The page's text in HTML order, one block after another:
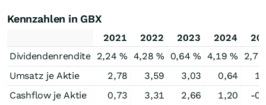
Kennzahlen in GBX
2021 2022 2023 2024
Dividendenrendite 2,24 % 4,28 % 0,64 % 4,19 %
2,73
Umsatz je Aktie
2,78 3,59 3,03 0,64
Cashflow je Aktie
0,73 3,31 2,66 1,20 -